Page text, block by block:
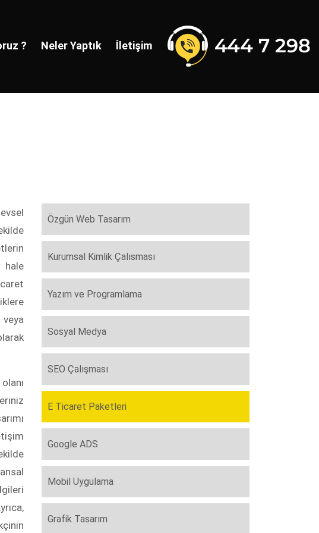
? Neler Yaptık İletişim
hale
Özgün Web Tasarım
Kurumsal Kimlik Çalısması
Yazım ve Programlama
Sosyal Medya
SEO Çalışması
E Ticaret Paketleri
Google ADS
Mobil Uygulama
Grafik Tasarım